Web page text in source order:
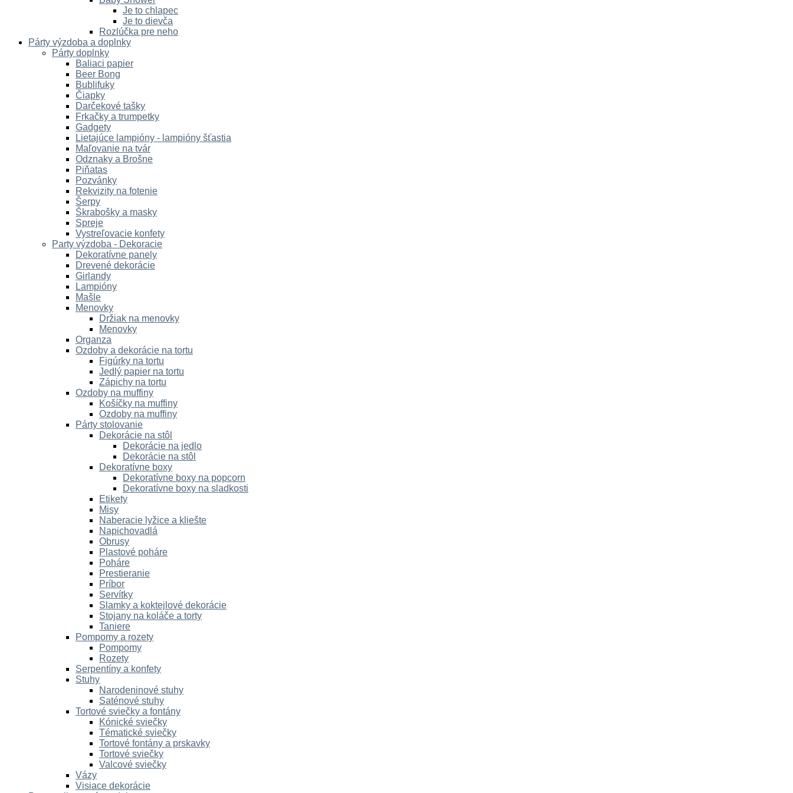
Je to chlapec
Je to dievča
Rozlúčka pre neho
Párty výzdoba a doplnky
Párty doplnky
Baliaci papier
Beer Bong
Bublifuky
Čiapky
Darčekové tašky
Frkačky a trumpetky
Gadgety
Lietajúce lampióny - lampióny šťastia
Maľovanie na tvár
Odznaky a Brošne
Piňatas
Pozvánky
Rekvizity na fotenie
Šerpy
Škrabošky a masky
Spreje
Vystreľovacie konfety
Party výzdoba - Dekoracie
Dekoratívne panely
Drevené dekorácie
Girlandy
Lampióny
Mašle
Menovky
Držiak na menovky
Menovky
Organza
Ozdoby a dekorácie na tortu
Figúrky na tortu
Jedlý papier na tortu
Zápichy na tortu
Ozdoby na muffiny
Košíčky na muffiny
Ozdoby na muffiny
Párty stolovanie
Dekorácie na stôl
Dekorácie na jedlo
Dekorácie na stôl
Dekoratívne boxy
Dekoratívne boxy na popcorn
Dekoratívne boxy na sladkosti
Etikety
Misy
Naberacie lyžice a kliešte
Napichovadlá
Obrusy
Plastové poháre
Poháre
Prestieranie
Príbor
Servítky
Slamky a koktejlové dekorácie
Stojany na koláče a torty
Taniere
Pompomy a rozety
Pompomy
Rozety
Serpentíny a konfety
Stuhy
Narodeninové stuhy
Saténové stuhy
Tortové sviečky a fontány
Kónické sviečky
Tématické sviečky
Tortové fontány a prskavky
Tortové sviečky
Valcové sviečky
Vázy
Visiace dekorácie